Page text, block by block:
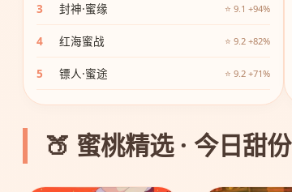
3 封神·蜜缘 ⭐ 9.1 +94%
4 红海蜜战 ⭐ 9.2 +82%
5 镖人·蜜途 ⭐ 9.2 +71%
🍑 蜜桃精选 · 今日甜份